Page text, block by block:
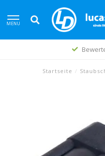
MENU
Startseite /